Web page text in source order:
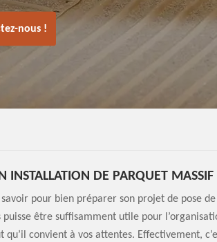
nous !
INSTALLATION DE PARQUET MASSIF
pour bien préparer son projet de pose
puisse être suffisamment utile pour
convient à vos attentes. Effectivement,